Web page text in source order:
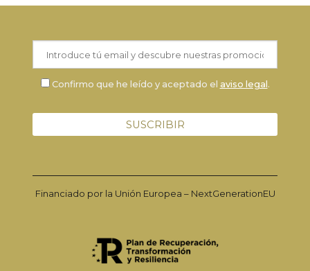
Confirmo que he leído y aceptado el aviso legal.
Financiado por la Unión Europea – NextGenerationEU